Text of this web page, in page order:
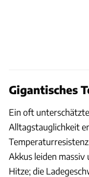
Gigantisches
Ein oft
Alltagstauglichkeit
Akkus leiden
Hitze; die